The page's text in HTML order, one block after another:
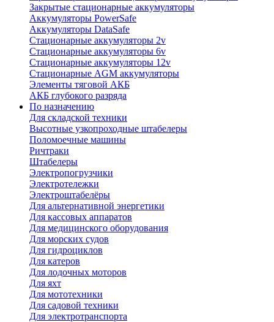
Закрытые стационарные аккумуляторы
Аккумуляторы PowerSafe
Аккумуляторы DataSafe
Стационарные аккумуляторы 2v
Стационарные аккумуляторы 6v
Стационарные аккумуляторы 12v
Стационарные AGM аккумуляторы
Элементы тяговой АКБ
АКБ глубокого разряда
По назначению
Для складской техники
Высотные узкопроходные штабелеры
Поломоечные машины
Ричтраки
Штабелеры
Электропогрузчики
Электротележки
Электроштабелёры
Для альтернативной энергетики
Для кассовых аппаратов
Для медицинского оборудования
Для морских судов
Для гидроциклов
Для катеров
Для лодочных моторов
Для яхт
Для мототехники
Для садовой техники
Для электротранспорта